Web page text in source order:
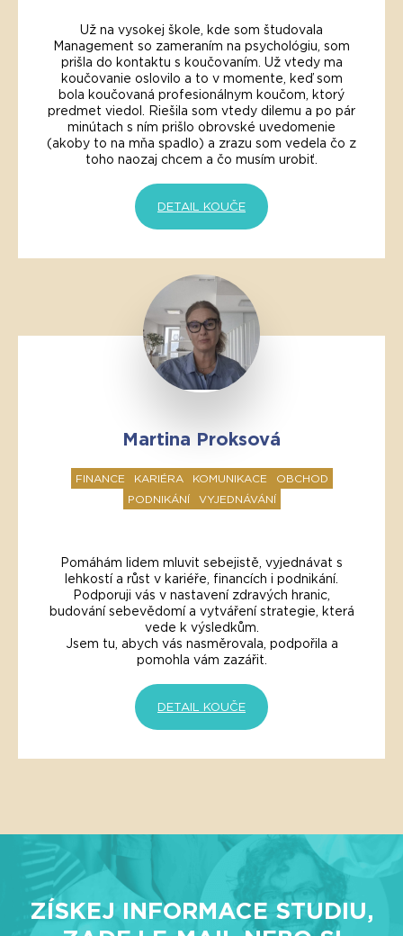
Už na vysokej škole, kde som študovala
Management so zameraním na psychológiu, som
prišla do kontaktu s koučovaním. Už vtedy ma
koučovanie oslovilo a to v momente, keď som
bola koučovaná profesionálnym koučom, ktorý
predmet viedol. Riešila som vtedy dilemu a po pár
minútach s ním prišlo obrovské uvedomenie
(akoby to na mňa spadlo) a zrazu som vedela čo z
toho naozaj chcem a čo musím urobiť.
DETAIL KOUČE
Martina Proksová
FINANCE KARIÉRA KOMUNIKACE
OBCHOD
PODNIKÁNÍ
VYJEDNÁVÁNÍ
Pomáhám lidem mluvit sebejistě, vyjednávat s
lehkostí a růst v kariéře, financích i podnikání.
Podporuji vás v nastavení zdravých hranic,
budování sebevědomí a vytváření strategie, která
vede k výsledkům.
Jsem tu, abych vás nasměrovala, podpořila a
pomohla vám zazářit.
DETAIL KOUČE
ZÍSKEJ INFORMACE STUDIU,